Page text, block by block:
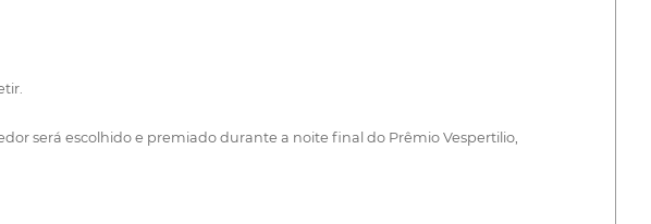
será escolhido e premiado durante a noite final do Prêmio Vespertilio,